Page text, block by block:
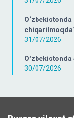
31/07/2026
30/07/2026